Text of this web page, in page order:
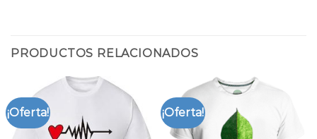
PRODUCTOS RELACIONADOS
¡Oferta! ¡Oferta!